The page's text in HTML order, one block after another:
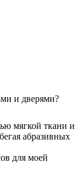
и дверями?
мягкой ткани и
абразивных
для моей